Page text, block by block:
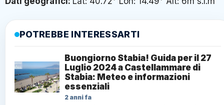
POTREBBE INTERESSARTI
Buongiorno Stabia! Guida per il 27
Luglio 2024 a Castellammare di
Stabia: Meteo e informazioni
essenziali
2 anni fa